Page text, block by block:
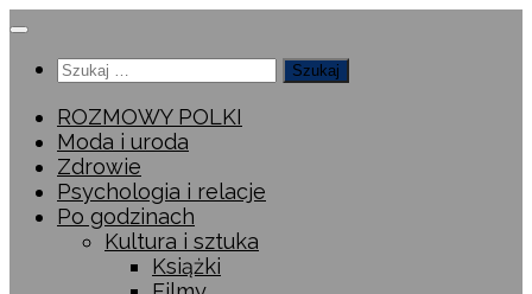
Przeskocz
treściSzukaj:
ROZMOWY POLKI
Moda i uroda
Zdrowie
Psychologia i relacje
Po godzinach
Kultura i sztuka
Książki